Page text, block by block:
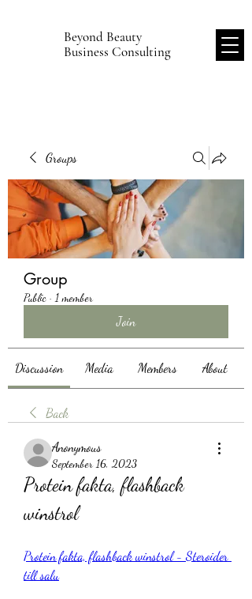
Beyond Beauty
Business Consulting
Groups
Group
Public · 1 member
Join
Discussion Media Members About
Back
Anonymous
September 16, 2023
Protein fakta, flashback
winstrol
Protein fakta, flashback winstrol - Steroider
till salu